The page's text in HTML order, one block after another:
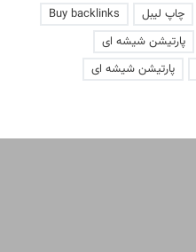
چاپ لیبل
Buy backlinks
پارتیشن شیشه ای
پارتیشن شیشه ای